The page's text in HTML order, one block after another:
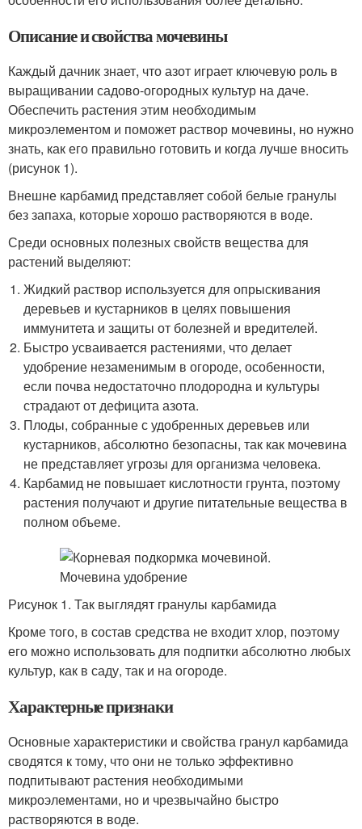
Описание и свойства мочевины
Каждый дачник знает, что азот играет ключевую роль в
выращивании садово-огородных культур на даче.
Обеспечить растения этим необходимым
микроэлементом и поможет раствор мочевины, но нужно
знать, как его правильно готовить и когда лучше вносить
(рисунок 1).
Внешне карбамид представляет собой белые гранулы
без запаха, которые хорошо растворяются в воде.
Среди основных полезных свойств вещества для
растений выделяют:
Жидкий раствор используется для опрыскивания
деревьев и кустарников в целях повышения
иммунитета и защиты от болезней и вредителей.
Быстро усваивается растениями, что делает
удобрение незаменимым в огороде, особенности,
если почва недостаточно плодородна и культуры
страдают от дефицита азота.
Плоды, собранные с удобренных деревьев или
кустарников, абсолютно безопасны, так как мочевина
не представляет угрозы для организма человека.
Карбамид не повышает кислотности грунта, поэтому
растения получают и другие питательные вещества в
полном объеме.
Рисунок 1. Так выглядят гранулы карбамида
Кроме того, в состав средства не входит хлор, поэтому
его можно использовать для подпитки абсолютно любых
культур, как в саду, так и на огороде.
Характерные признаки
Основные характеристики и свойства гранул карбамида
сводятся к тому, что они не только эффективно
подпитывают растения необходимыми
микроэлементами, но и чрезвычайно быстро
растворяются в воде.